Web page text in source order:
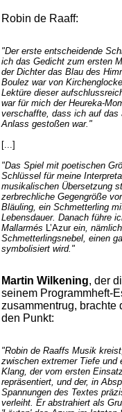
Robin de Raaff:
"Der erste entscheidende
ich das Gedicht zum ersten
der Dichter das Blau des
Boulez war von
Lektüre dieser
war für mich der Heureka-
verschaffte, dass ich auf das
Anlass gestoßen war."
[...]
"Das Spiel mit poeti­schen
Schlüssel für meine
musikalischen Übersetzung
zerbrechliche Gegengröße
Bläuling, ein Schmetterling
Lebensdauer. Danach führe
Mallarmés L’Azurein,
Schmetterlingsnebel, einen
symbolisiert wird."
Martin Wilkening, der
seinem Programmheft-
zusammentrug, brachte
den Punkt:
"Robin de Raaffs Musik
zwischen extremer Tiefe und
Klang, der vom ersten
repräsentiert, und der, in
Spannungen des Textes
verleiht. Er abstrahiert als